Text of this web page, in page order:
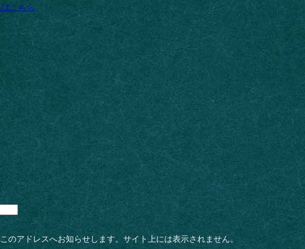
こちら
のアドレスへお知らせします。サイト上には表示されません。